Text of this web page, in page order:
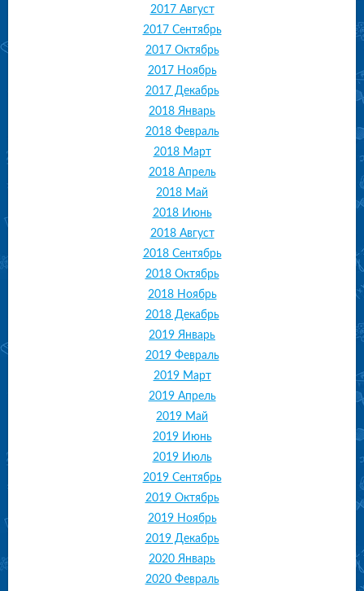
2017 Август
2017 Сентябрь
2017 Октябрь
2017 Ноябрь
2017 Декабрь
2018 Январь
2018 Февраль
2018 Март
2018 Апрель
2018 Май
2018 Июнь
2018 Август
2018 Сентябрь
2018 Октябрь
2018 Ноябрь
2018 Декабрь
2019 Январь
2019 Февраль
2019 Март
2019 Апрель
2019 Май
2019 Июнь
2019 Июль
2019 Сентябрь
2019 Октябрь
2019 Ноябрь
2019 Декабрь
2020 Январь
2020 Февраль